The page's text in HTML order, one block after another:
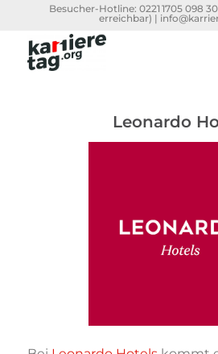
Besucher-Hotline:0221 1705 098
erreichbar) |
Leonardo